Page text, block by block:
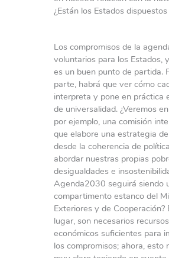
¿Están los Estados dispuestos
Los compromisos de la
voluntarios para los Estados,
es un buen punto de partida.
parte, habrá que ver cómo
interpreta y pone en práctica
de universalidad. ¿Veremos
por ejemplo, una comisión
que elabore una estrategia
desde la coherencia de
abordar nuestras propias
desigualdades e
Agenda2030 seguirá siendo
compartimento estanco del
Exteriores y de Cooperación?
lugar, son necesarios recursos
económicos suficientes para
los compromisos; ahora, esto